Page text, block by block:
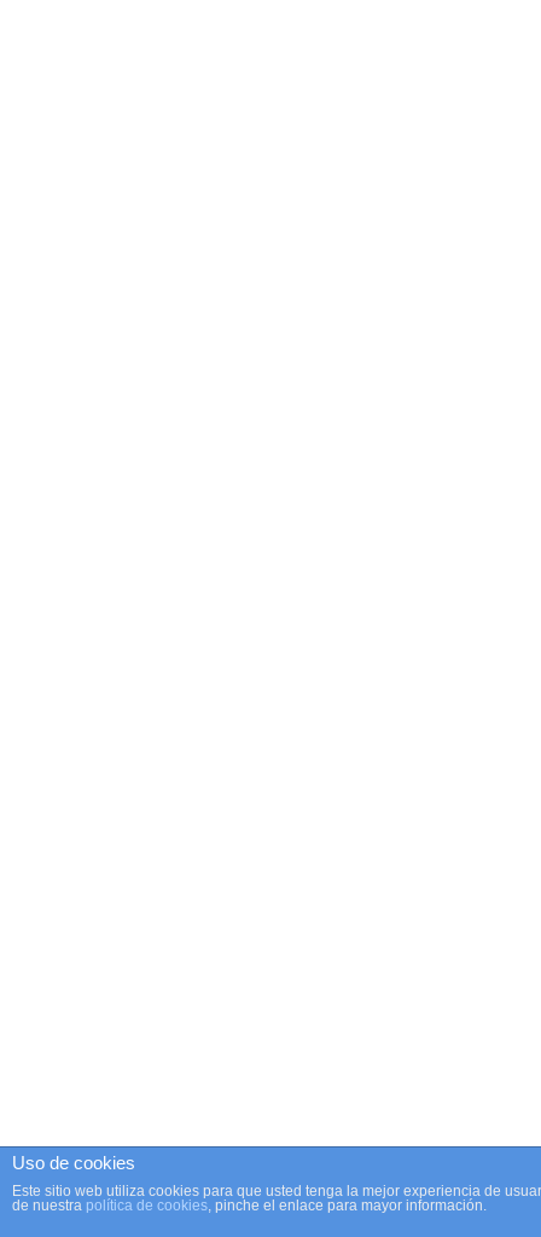
Uso de cookies
Este sitio web utiliza cookies para que usted tenga la mejor experiencia de
de nuestra política de cookies, pinche el enlace para mayor información.